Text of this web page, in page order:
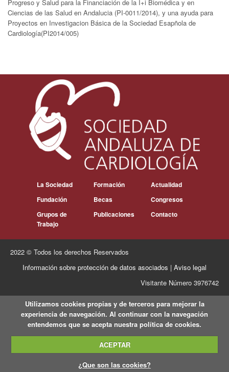
Progreso y Salud para la Financiación de la I+i Biomédica y en
Ciencias de las Salud en Andalucia (PI-0011/2014), y una ayuda para
Proyectos en Investigacion Básica de la Sociedad Esapñola de
Cardiología(PI2014/005)
La Sociedad
Fundación
Grupos de
Trabajo
Formación
Becas
Publicaciones
Actualidad
Congresos
Contacto
2022 © Todos los derechos Reservados
Información sobre protección de datos asociados | Aviso legal
Visitante Número 3976742
Utilizamos cookies propias y de terceros para mejorar la
experiencia de navegación. Al continuar con la navegación
entendemos que se acepta nuestra política de cookies.
ACEPTAR
¿Que son las cookies?